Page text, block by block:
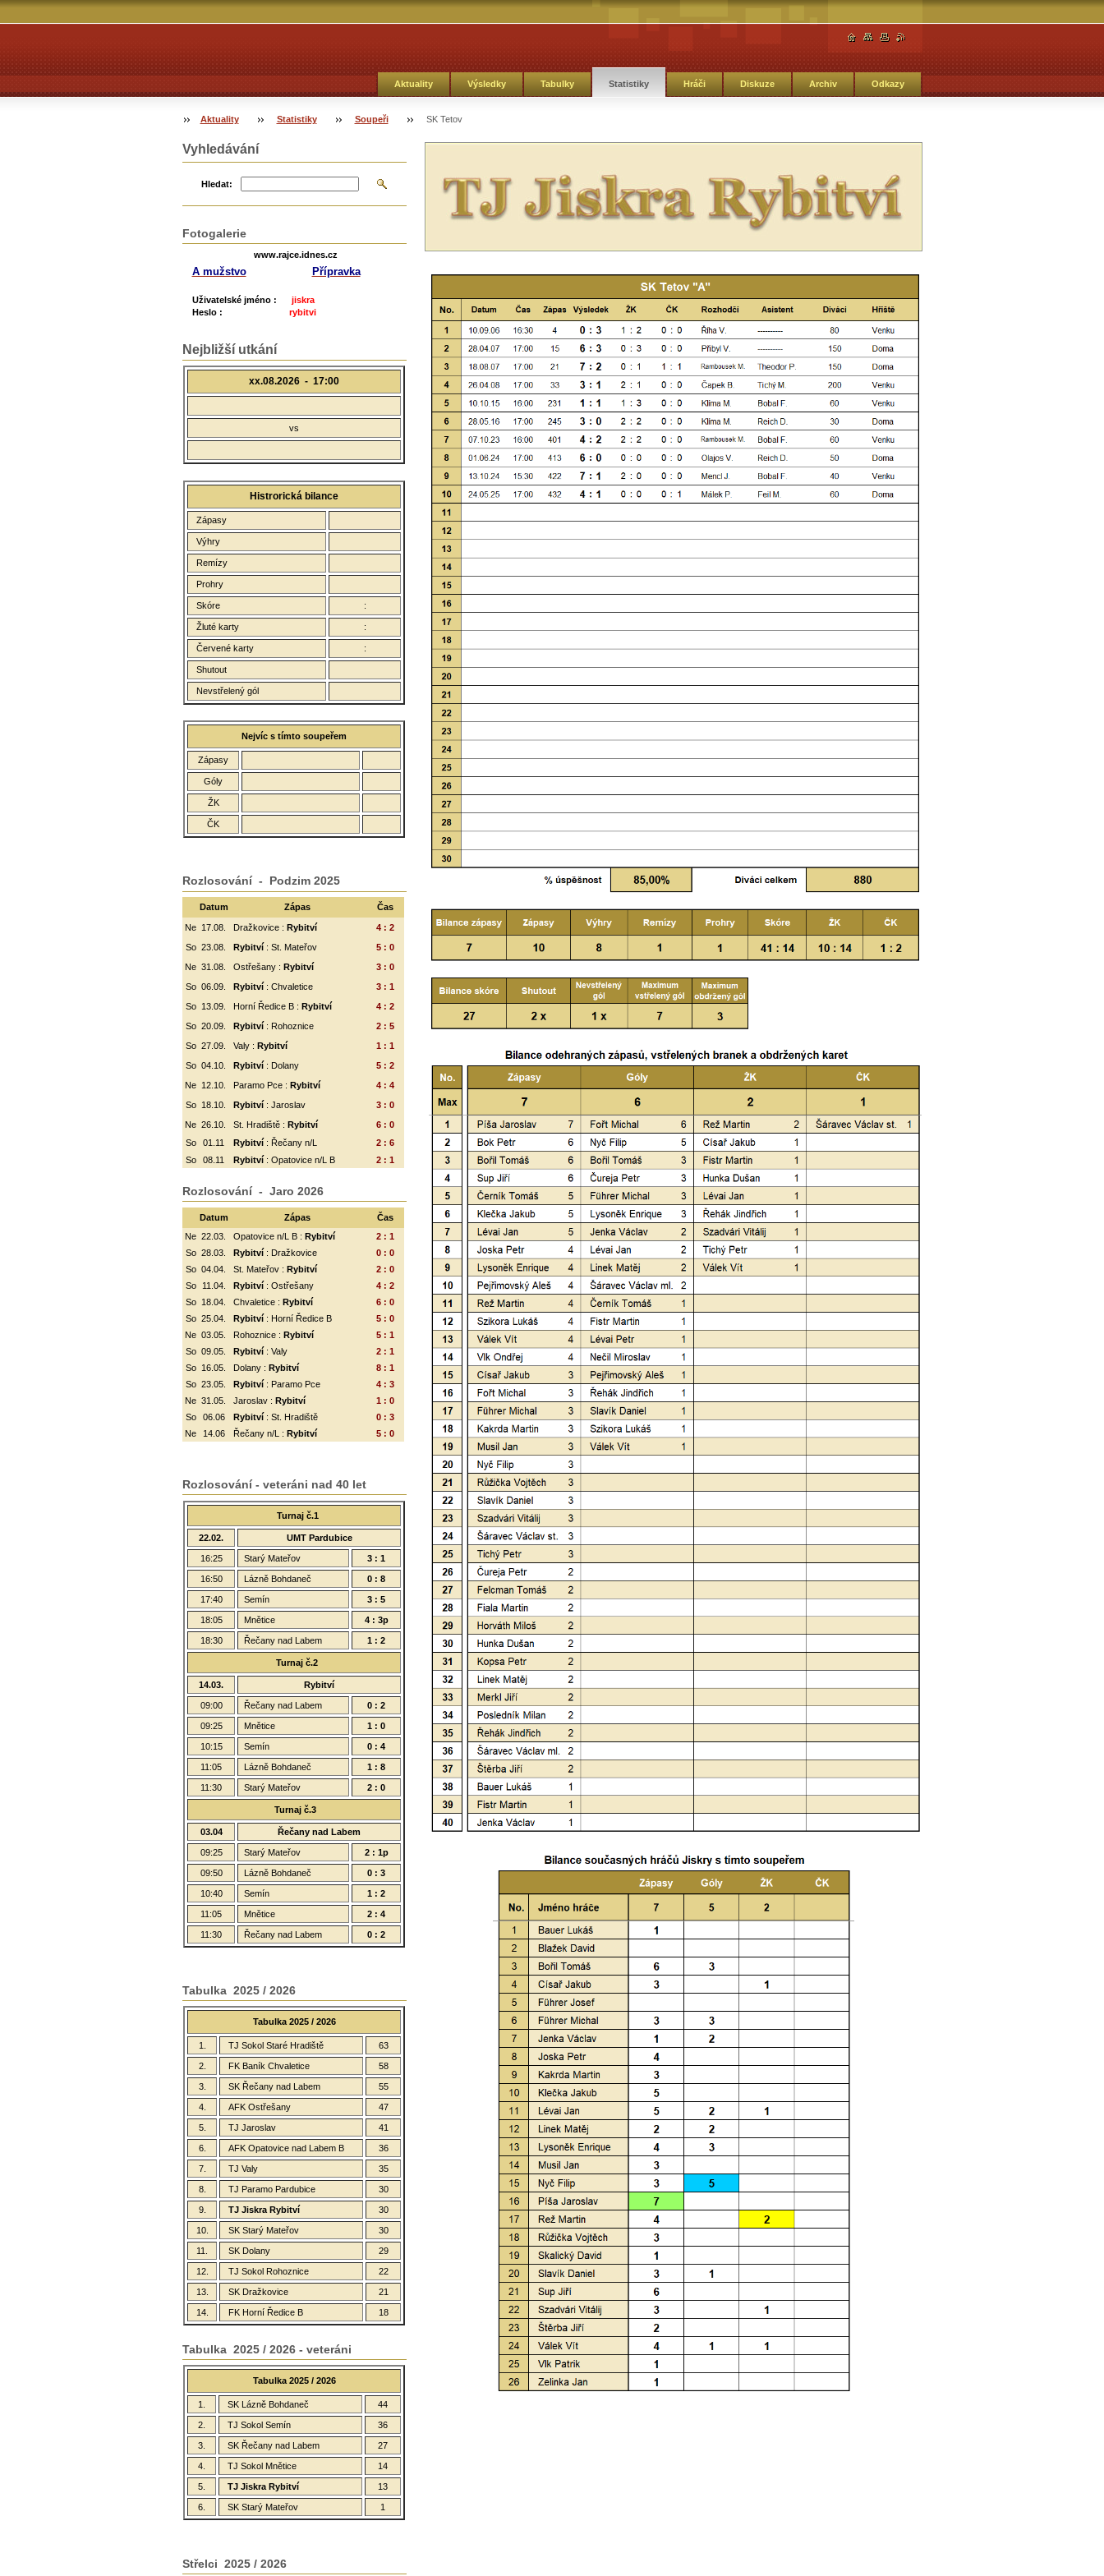
Aktuality Výsledky Tabulky Statistiky Hráči Diskuze Archiv Odkazy
Aktuality Statistiky Soupeři SK Tetov
Vyhledávání
Hledat:
Fotogalerie
www.rajce.idnes.cz
A mužstvo Přípravka
Uživatelské jméno : jiskra
Heslo : rybitvi
Nejbližší utkání
xx.08.2026 - 17:00
vs
Histrorická bilance
Zápasy
Výhry
Remízy
Prohry
Skóre :
Žluté karty :
Červené karty :
Shutout
Nevstřelený gól
Nejvíc s tímto soupeřem
Zápasy
Góly
ŽK
ČK
Rozlosování - Podzim 2025
Datum Zápas Čas
Ne 17.08. Dražkovice : Rybitví
4 : 2
So 23.08. Rybitví: St. Mateřov
5 : 0
Ne 31.08. Ostřešany : Rybitví
3 : 0
So 06.09. Rybitví : Chvaletice
3 : 1
So
13.09. Horní Ředice B : Rybitví
4 : 2
So 20.09. Rybitví : Rohoznice
2 : 5
So 27.09. Valy : Rybitví
1 : 1
So 04.10. Rybitví : Dolany
5 : 2
Ne 12.10. Paramo Pce : Rybitví
4 : 4
So
18.10. Rybitví: Jaroslav
3 : 0
Ne 26.10. St. Hradiště : Rybitví
6 : 0
So
01.11 Rybitví: Řečany n/L
2 : 6
So
08.11 Rybitví: Opatovice n/L B 2 : 1
Rozlosování - Jaro 2026
Datum Zápas
Čas
Ne 22.03. Opatovice n/L B : Rybitví
2 : 1
So 28.03. Rybitví: Dražkovice
0 : 0
So 04.04. St. Mateřov : Rybitví
2 : 0
So
11.04. Rybitví : Ostřešany
4 : 2
So
18.04. Chvaletice : Rybitví
6 : 0
So 25.04. Rybitví : Horní Ředice B
5 : 0
Ne 03.05. Rohoznice : Rybitví
5 : 1
So 09.05. Rybitví : Valy
2 : 1
So
16.05. Dolany : Rybitví
8 : 1
So 23.05. Rybitví: Paramo Pce
4 : 3
Ne 31.05. Jaroslav : Rybitví
1 : 0
So
06.06 Rybitví: St. Hradiště
0 : 3
Ne
14.06 Řečany n/L : Rybitví 5 : 0
Rozlosování - veteráni nad 40 let
Turnaj č.1
22.02. UMT Pardubice
16:25 Starý Mateřov 3 : 1
16:50 Lázně Bohdaneč 0 : 8
17:40 Semín 3 : 5
18:05 Mnětice 4 : 3p
18:30 Řečany nad Labem 1 : 2
Turnaj č.2
14.03. Rybitví
09:00 Řečany nad Labem 0 : 2
09:25 Mnětice 1 : 0
10:15 Semín 0 : 4
11:05 Lázně Bohdaneč 1 : 8
11:30 Starý Mateřov 2 : 0
Turnaj č.3
03.04 Řečany nad Labem
09:25 Starý Mateřov 2 : 1p
09:50 Lázně Bohdaneč 0 : 3
10:40 Semín 1 : 2
11:05 Mnětice 2 : 4
11:30 Řečany nad Labem 0 : 2
Tabulka 2025 / 2026
Tabulka 2025 / 2026
1. TJ Sokol Staré Hradiště 63
2. FK Baník Chvaletice 58
3. SK Řečany nad Labem 55
4. AFK Ostřešany 47
5. TJ Jaroslav 41
6. AFK Opatovice nad Labem B 36
7. TJ Valy 35
8. TJ Paramo Pardubice 30
9. TJ Jiskra Rybitví 30
10. SK Starý Mateřov 30
11. SK Dolany 29
12. TJ Sokol Rohoznice 22
13. SK Dražkovice 21
14. FK Horní Ředice B 18
Tabulka 2025 / 2026 - veteráni
Tabulka 2025 / 2026
1. SK Lázně Bohdaneč 44
2. TJ Sokol Semín 36
3. SK Řečany nad Labem 27
4. TJ Sokol Mnětice 14
5. TJ Jiskra Rybitví 13
6. SK Starý Mateřov 1
Střelci 2025 / 2026